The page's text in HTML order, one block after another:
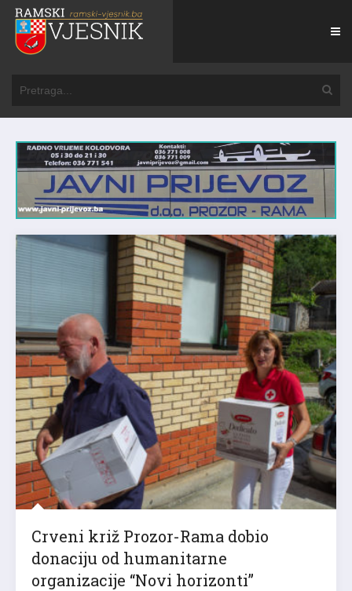
Crveni križ Prozor-Rama dobio
donaciju od humanitarne
organizacije “Novi horizonti”